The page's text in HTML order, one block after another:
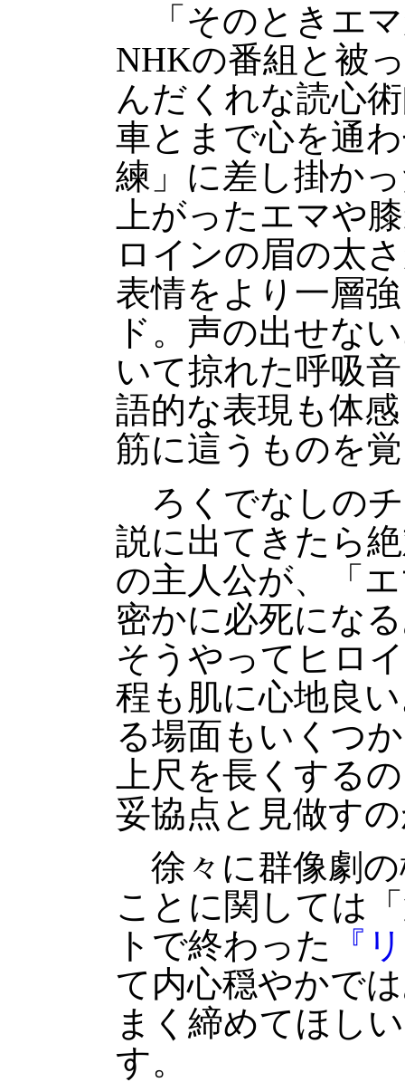
「そのときエ
NHKの番組と被
んだくれな読心
車とまで心を通
練」に差し掛か
上がったエマや
ロインの眉の太
表情をより一層
ド。声の出せな
いて掠れた呼吸
語的な表現も体
筋に這うものを
ろくでなしの
説に出てきたら
の主人公が、「
密かに必死にな
そうやってヒロ
程も肌に心地良
る場面もいくつ
上尺を長くする
妥協点と見做す
徐々に群像劇
ことに関しては
トで終わった
『
て内心穏やかで
まく締めてほし
す。